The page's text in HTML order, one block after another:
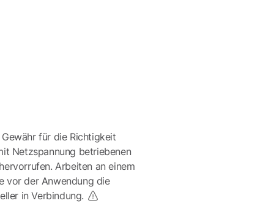
für die Richtigkeit
Netzspannung betriebenen
Arbeiten an einem
vor der Anwendung die
in Verbindung.